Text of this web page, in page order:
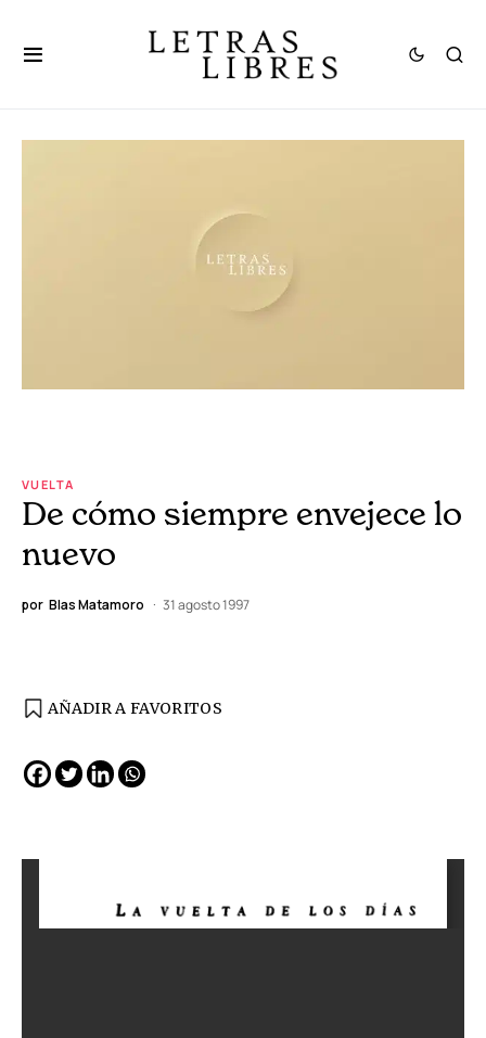
VUELTA
De cómo siempre envejece lo
nuevo
por Blas Matamoro 31 agosto 1997
AÑADIR A FAVORITOS